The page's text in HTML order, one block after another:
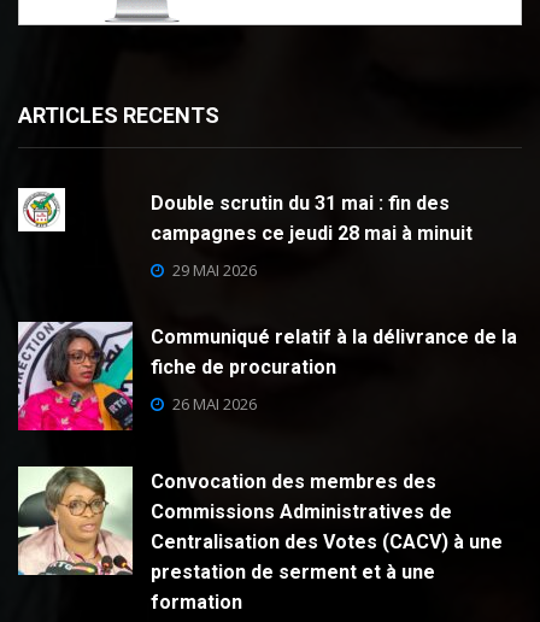
ARTICLES RECENTS
Double scrutin du 31 mai : fin des
campagnes ce jeudi 28 mai à minuit
29 MAI 2026
Communiqué relatif à la délivrance de la
fiche de procuration
26 MAI 2026
Convocation des membres des
Commissions Administratives de
Centralisation des Votes (CACV) à une
prestation de serment et à une
formation